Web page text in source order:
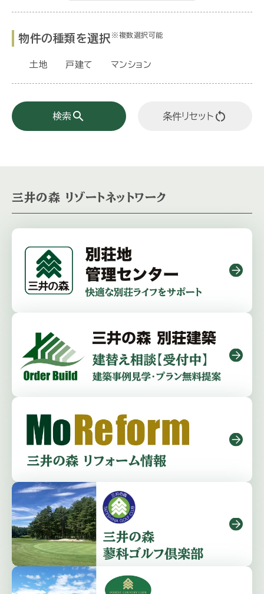
物件の種類を選択 ※複数選択可能
土地 戸建て マンション
検索 search 条件リセット restart_alt
三井の森 リゾートネットワーク